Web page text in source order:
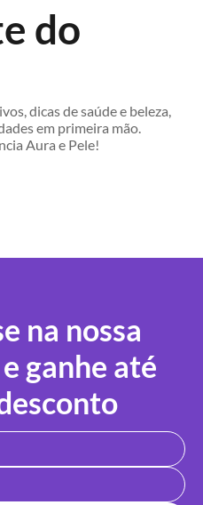
do
dicas de saúde e beleza,
em primeira mão.
Aura e Pele!
na nossa
ganhe até